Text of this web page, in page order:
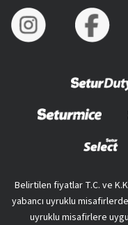
Belirtilen fiyatlar T.C. ve
yabancı uyruklu
uyruklu misafirlere